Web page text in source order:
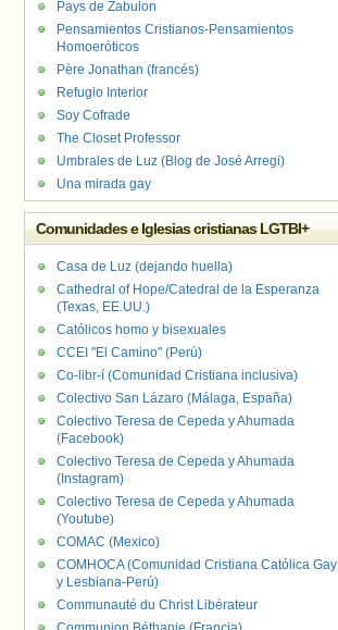
Pays de Zabulon
Pensamientos Cristianos-Pensamientos
Homoeróticos
Père Jonathan (francés)
Refugio Interior
Soy Cofrade
The Closet Professor
Umbrales de Luz (Blog de José Arregi)
Una mirada gay
Comunidades e Iglesias cristianas LGTBI+
Casa de Luz (dejando huella)
Cathedral of Hope/Catedral de la Esperanza
(Texas, EE.UU.)
Católicos homo y bisexuales
CCEI "El Camino" (Perú)
Co-libr-í (Comunidad Cristiana inclusiva)
Colectivo San Lázaro (Málaga, España)
Colectivo Teresa de Cepeda y Ahumada
(Facebook)
Colectivo Teresa de Cepeda y Ahumada
(Instagram)
Colectivo Teresa de Cepeda y Ahumada
(Youtube)
COMAC (Mexico)
COMHOCA (Comunidad Cristiana Católica Gay
y Lesbiana-Perú)
Communauté du Christ Libérateur